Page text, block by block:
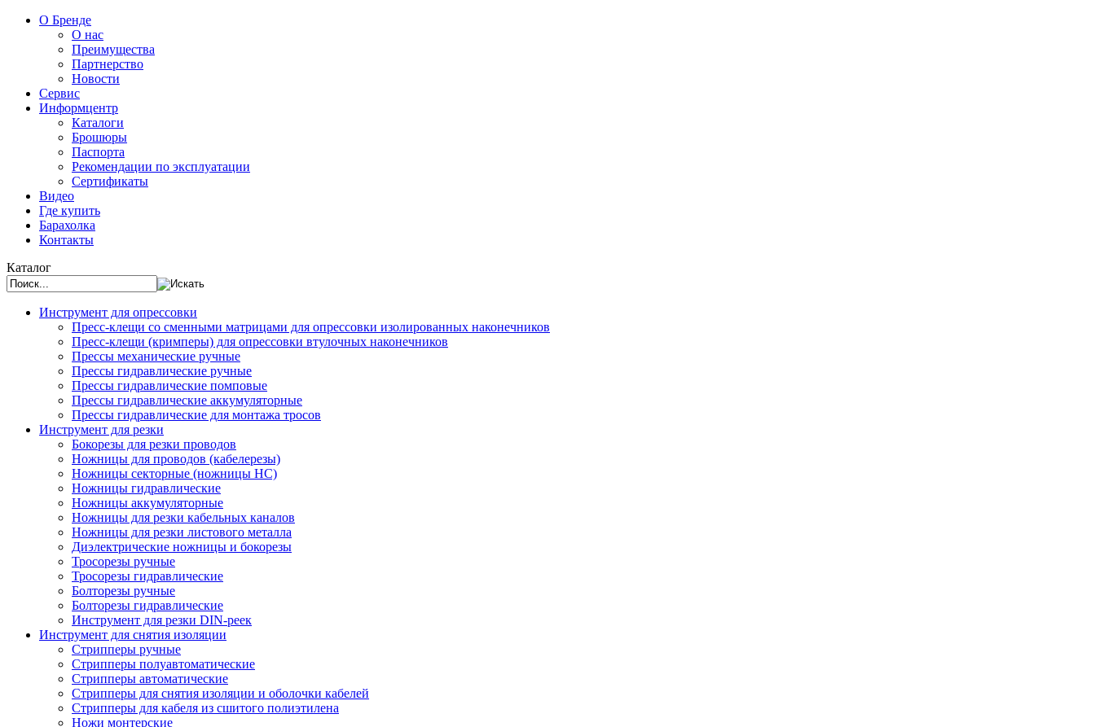
О Бренде
О нас
Преимущества
Партнерство
Новости
Сервис
Информцентр
Каталоги
Брошюры
Паспорта
Рекомендации по эксплуатации
Сертификаты
Видео
Где купить
Барахолка
Контакты
Каталог
Инструмент для опрессовки
Пресс-клещи со сменными матрицами для опрессовки изолированных наконечников
Пресс-клещи (кримперы) для опрессовки втулочных наконечников
Прессы механические ручные
Прессы гидравлические ручные
Прессы гидравлические помповые
Прессы гидравлические аккумуляторные
Прессы гидравлические для монтажа тросов
Инструмент для резки
Бокорезы для резки проводов
Ножницы для проводов (кабелерезы)
Ножницы секторные (ножницы НС)
Ножницы гидравлические
Ножницы аккумуляторные
Ножницы для резки кабельных каналов
Ножницы для резки листового металла
Диэлектрические ножницы и бокорезы
Тросорезы ручные
Тросорезы гидравлические
Болторезы ручные
Болторезы гидравлические
Инструмент для резки DIN-реек
Инструмент для снятия изоляции
Cтрипперы ручные
Cтрипперы полуавтоматические
Cтрипперы автоматические
Стрипперы для снятия изоляции и оболочки кабелей
Стрипперы для кабеля из сшитого полиэтилена
Ножи монтерские